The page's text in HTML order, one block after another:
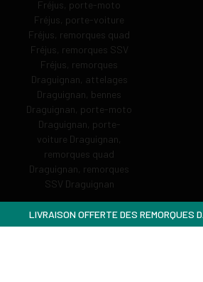
LIVRAISON OFFERTE DES REMORQUES